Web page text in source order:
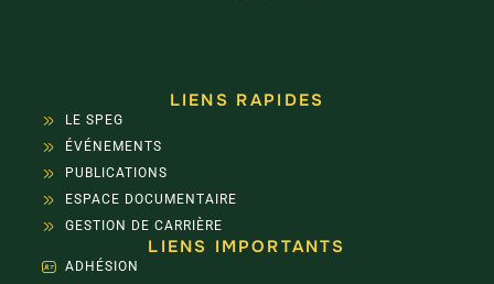
LIENS IMPORTANTS
ADHÉSION
LIENS RAPIDES
LE SPEG
ÉVÉNEMENTS
PUBLICATIONS
ESPACE DOCUMENTAIRE
GESTION DE CARRIÈRE